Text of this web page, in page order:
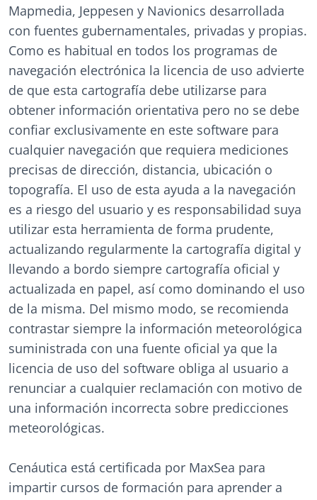
Mapmedia, Jeppesen y Navionics desarrollada
con fuentes gubernamentales, privadas y propias.
Como es habitual en todos los programas de
navegación electrónica la licencia de uso advierte
de que esta cartografía debe utilizarse para
obtener información orientativa pero no se debe
confiar exclusivamente en este software para
cualquier navegación que requiera mediciones
precisas de dirección, distancia, ubicación o
topografía. El uso de esta ayuda a la navegación
es a riesgo del usuario y es responsabilidad suya
utilizar esta herramienta de forma prudente,
actualizando regularmente la cartografía digital y
llevando a bordo siempre cartografía oficial y
actualizada en papel, así como dominando el uso
de la misma. Del mismo modo, se recomienda
contrastar siempre la información meteorológica
suministrada con una fuente oficial ya que la
licencia de uso del software obliga al usuario a
renunciar a cualquier reclamación con motivo de
una información incorrecta sobre predicciones
meteorológicas.
Cenáutica está certificada por MaxSea para
impartir cursos de formación para aprender a